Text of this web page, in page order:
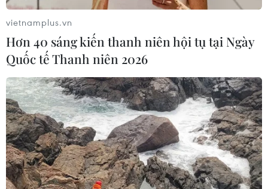
vietnamplus.vn
Hơn 40 sáng kiến thanh niên hội tụ tại Ngày
Quốc tế Thanh niên 2026